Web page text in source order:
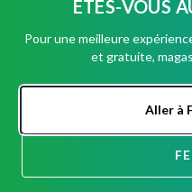
Expédition, retours,
Formulaire de contact
FAQ
Magasiner
Filtres à air
ÊTES-VOUS
Pour une meilleure
et gratuite,
Aller à